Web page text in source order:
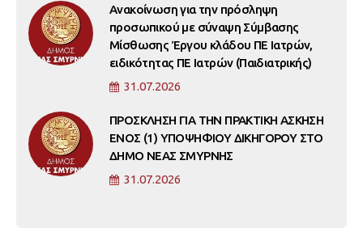
Ανακοίνωση για την πρόσληψη
προσωπικού με σύναψη Σύμβασης
Μίσθωσης Έργου κλάδου ΠΕ Ιατρών,
ειδικότητας ΠΕ Ιατρών (Παιδιατρικής)
31.07.2026
ΠΡΟΣΚΛΗΣΗ ΓΙΑ ΤΗΝ ΠΡΑΚΤΙΚΗ ΑΣΚΗΣΗ
ΕΝΟΣ (1) ΥΠΟΨΗΦΙΟΥ ΔΙΚΗΓΟΡΟΥ ΣΤΟ
ΔΗΜΟ ΝΕΑΣ ΣΜΥΡΝΗΣ
31.07.2026